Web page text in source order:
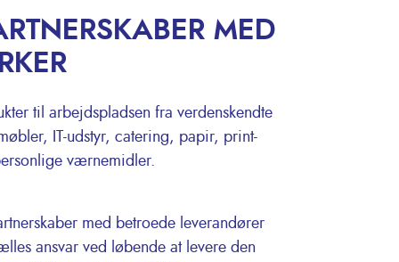
MED
til arbejdspladsen fra verdenskendte
IT-udstyr, catering, papir, print-
værnemidler.
med betroede leverandører
ansvar ved løbende at levere den